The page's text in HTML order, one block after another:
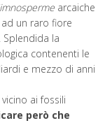
arcaiche
un raro fiore
. Splendida la
contenenti le
e mezzo di anni
ai fossili
però che